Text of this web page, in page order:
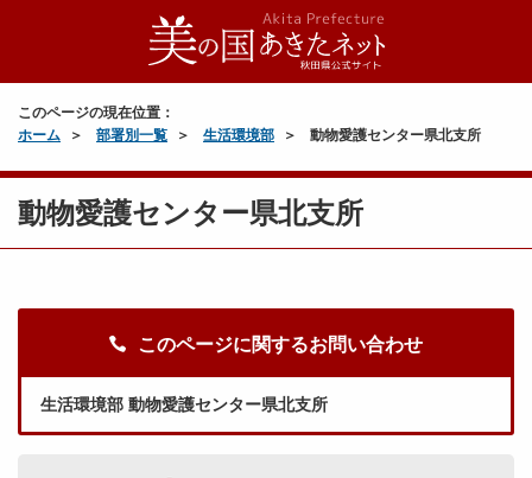
このページの現在位置：
ホーム
部署別一覧 生活環境部 動物愛護センター県北支所
動物愛護センター県北支所
このページに関するお問い合わせ
生活環境部 動物愛護センター県北支所